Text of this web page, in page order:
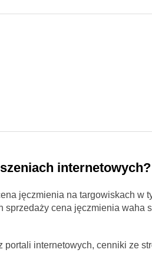
internetowych?
jęczmienia na targowiskach w
sprzedaży cena jęczmienia waha
portali internetowych, cenniki ze